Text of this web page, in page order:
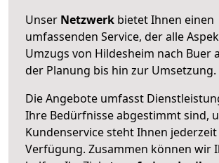
Unser Netzwerk bietet Ihnen einen
umfassenden Service, der alle
Umzugs von Hildesheim nach Buer
der Planung bis hin zur Umsetzung.
Die Angebote umfasst
Ihre Bedürfnisse abgestimmt sind,
Kundenservice steht Ihnen
Verfügung. Zusammen können wir